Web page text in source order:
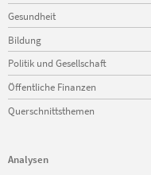
Gesundheit
Bildung
Politik und Gesellschaft
Öffentliche Finanzen
Querschnittsthemen
Analysen